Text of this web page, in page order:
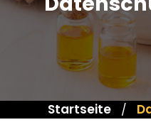
Startseite /